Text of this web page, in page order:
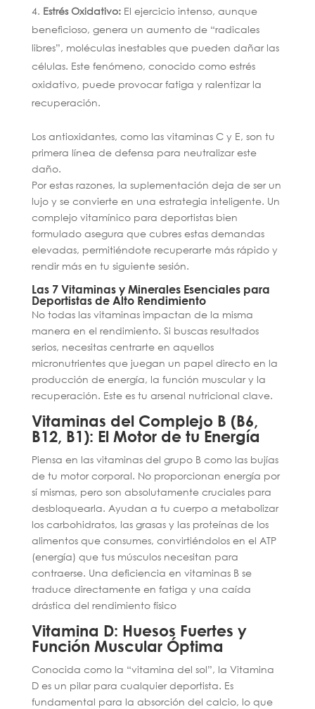
Estrés Oxidativo:El ejercicio intenso, aunque
beneficioso, genera un aumento de “radicales
libres”, moléculas inestables que pueden dañar las
células. Este fenómeno, conocido como estrés
oxidativo, puede provocar fatiga y ralentizar la
recuperación.
Los antioxidantes, como las vitaminas C y E, son tu
primera línea de defensa para neutralizar este
daño.
Por estas razones, la suplementación deja de ser un
lujo y se convierte en una estrategia inteligente. Un
complejo vitamínico para deportistas bien
formulado asegura que cubres estas demandas
elevadas, permitiéndote recuperarte más rápido y
rendir más en tu siguiente sesión.
Las 7 Vitaminas y Minerales Esenciales para
Deportistas de Alto Rendimiento
No todas las vitaminas impactan de la misma
manera en el rendimiento. Si buscas resultados
serios, necesitas centrarte en aquellos
micronutrientes que juegan un papel directo en la
producción de energía, la función muscular y la
recuperación. Este es tu arsenal nutricional clave.
Vitaminas del Complejo B (B6,
B12, B1): El Motor de tu Energía
Piensa en las vitaminas del grupo B como las bujías
de tu motor corporal. No proporcionan energía por
sí mismas, pero son absolutamente cruciales para
desbloquearla. Ayudan a tu cuerpo a metabolizar
los carbohidratos, las grasas y las proteínas de los
alimentos que consumes, convirtiéndolos en el ATP
(energía) que tus músculos necesitan para
contraerse. Una deficiencia en vitaminas B se
traduce directamente en fatiga y una caída
drástica del rendimiento físico
Vitamina D: Huesos Fuertes y
Función Muscular Óptima
Conocida como la “vitamina del sol”, la Vitamina
D es un pilar para cualquier deportista. Es
fundamental para la absorción del calcio, lo que